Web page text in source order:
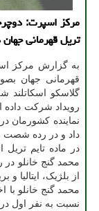
مرکز اسپرت:
تریل قهرمانی
به گزارش مرکز
گلاسکو اسکاتلند
نماینده کشورمان
داد و در رده
محمد گنج خانلو
از بلژیک، ایتالیا
نسبت به نفر اول در